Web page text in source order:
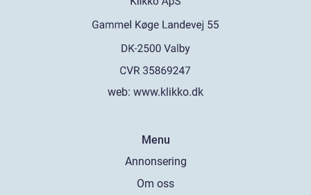
web: www.klikko.dk
Menu
Annonsering
Om oss